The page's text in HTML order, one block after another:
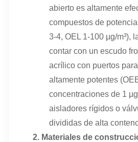
abierto es altamente
compuestos de
3-4, OEL 1-100 µg/m³),
contar con un escudo
acrílico con puertos
altamente potentes
concentraciones de 1
aisladores rígidos o
divididas de alta
2. Materiales de